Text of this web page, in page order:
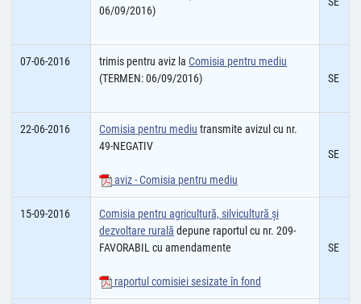
06/09/2016)
07-06-2016 trimis pentru aviz la Comisia pentru mediu
(TERMEN: 06/09/2016)
SE
22-06-2016 Comisia pentru mediu transmite avizul cu nr.
49-NEGATIV
aviz - Comisia pentru mediu
SE
15-09-2016
Comisia pentru agricultură, silvicultură şi
dezvoltare rurală depune raportul cu nr. 209-
FAVORABIL cu amendamente
raportul comisiei sesizate în fond
SE